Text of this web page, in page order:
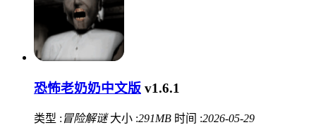
恐怖老奶奶中文版 v1.6.1
类型 : 冒险解谜 大小 :291MB 时间 :2026-05-29